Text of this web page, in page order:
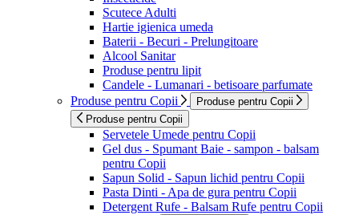
Scutece Adulti
Hartie igienica umeda
Baterii - Becuri - Prelungitoare
Alcool Sanitar
Produse pentru lipit
Candele - Lumanari - betisoare parfumate
Produse pentru Copii
Produse pentru Copii
Produse pentru Copii
Servetele Umede pentru Copii
Gel dus - Spumant Baie - sampon - balsam
pentru Copii
Sapun Solid - Sapun lichid pentru Copii
Pasta Dinti - Apa de gura pentru Copii
Detergent Rufe - Balsam Rufe pentru Copii